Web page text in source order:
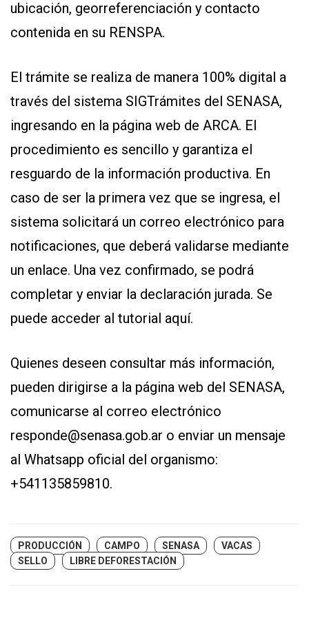
ubicación, georreferenciación y contacto
contenida en su RENSPA.
El trámite se realiza de manera 100% digital a
través del sistema SIGTrámites del SENASA,
ingresando en la página web de ARCA. El
procedimiento es sencillo y garantiza el
resguardo de la información productiva. En
caso de ser la primera vez que se ingresa, el
sistema solicitará un correo electrónico para
notificaciones, que deberá validarse mediante
un enlace. Una vez confirmado, se podrá
completar y enviar la declaración jurada. Se
puede acceder al tutorial aquí.
Quienes deseen consultar más información,
pueden dirigirse a la página web del SENASA,
comunicarse al correo electrónico
responde@senasa.gob.ar o enviar un mensaje
al Whatsapp oficial del organismo:
+541135859810.
PRODUCCIÓN CAMPO SENASA
VACAS
SELLO
LIBRE DEFORESTACIÓN